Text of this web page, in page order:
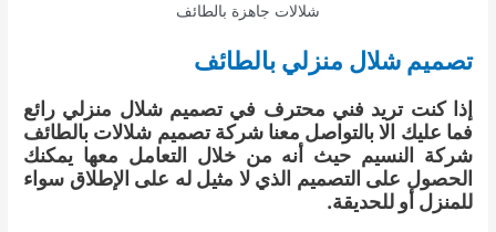
شلالات جاهزة بالطائف
تصميم شلال منزلي بالطائف
إذا كنت تريد فني محترف في تصميم شلال منزلي رائع
فما عليك الا بالتواصل معنا شركة تصميم شلالات بالطائف
شركة النسيم حيث أنه من خلال التعامل معها يمكنك
الحصول على التصميم الذي لا مثيل له على الإطلاق سواء
للمنزل أو للحديقة.